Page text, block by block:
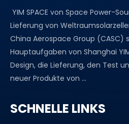
YIM SPACE von Space Power-
Lieferung von
China Aerospace Group (CASC)
Hauptaufgaben von Shanghai
Design, die Lieferung, den Test
neuer Produkte von ...
SCHNELLE LINKS